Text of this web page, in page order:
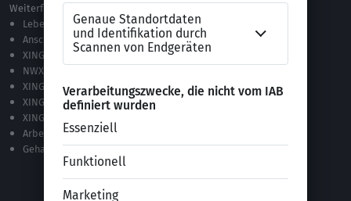
Weiterführende Links
Lebenslauf-Editor
Anschreiben-Editor
XING Stellenmarkt
NWX – „Alles zur Zukunft der Arbeit“
XING Campus
XING News
XING ProJobs
Arbeitgeber-Bewertungen
Gehaltsvergleich